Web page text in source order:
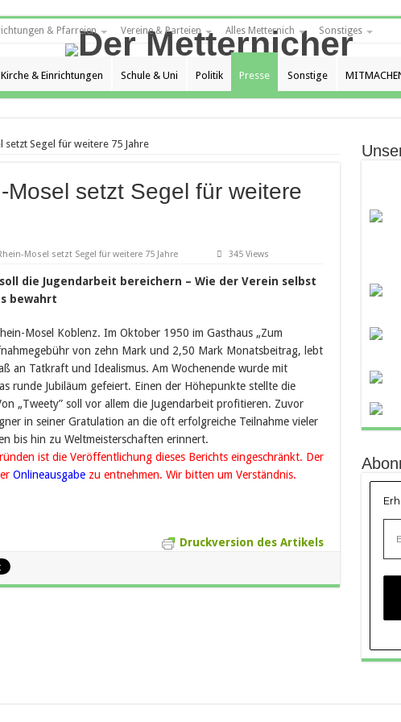
& Pfarreien Vereine & Parteien Alles Metternich Sonstiges
Kirche & Einrichtungen Schule & Uni Politik Presse Sonstige
setzt Segel für weitere 75 Jahre
Mosel setzt Segel für weitere
Mosel setzt Segel für weitere 75 Jahre 345 Views
die Jugendarbeit bereichern – Wie der Verein selbst
bewahrt
Mosel Koblenz. Im Oktober 1950 im Gasthaus „Zum
von zehn Mark und 2,50 Mark Monatsbeitrag, lebt
an Tatkraft und Idealismus. Am Wochenende wurde mit
runde Jubiläum gefeiert. Einen der Höhepunkte stellte die
„Tweety” soll vor allem die Jugendarbeit profitieren. Zuvor
in seiner Gratulation an die oft erfolgreiche Teilnahme vieler
bis hin zu Weltmeisterschaften erinnert.
ist die Veröffentlichung dieses Berichts eingeschränkt. Der
Onlineausgabezu entnehmen. Wir bitten um Verständnis.
Druckversion des Artikels